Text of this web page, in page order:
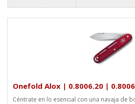
Onefold Alox | 0.8006.20 |
Céntrate en lo esencial con una navaja de